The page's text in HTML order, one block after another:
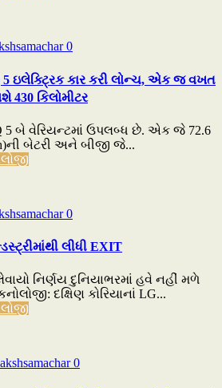
0
ઇલેક્ટ્રિક કાર કરી લોન્ચ, એક જ વખત
430 કિલોમીટર
5 બે વેરિયન્ટમાં ઉપલબ્ધ છે. એક જે 72.6
બેટરી અને બીજી જે...
0
લીધી EXIT
નિર્ણય દુનિયાભરમાં હવે નહીં મળે
દક્ષિણ કોરિયાનાં LG...
0